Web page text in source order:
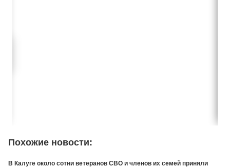
Похожие новости:
В Калуге около сотни ветеранов СВО и членов их семей приняли